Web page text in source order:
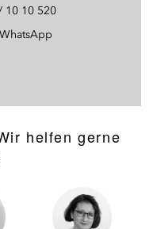
10 10 520
WhatsApp
helfen gerne